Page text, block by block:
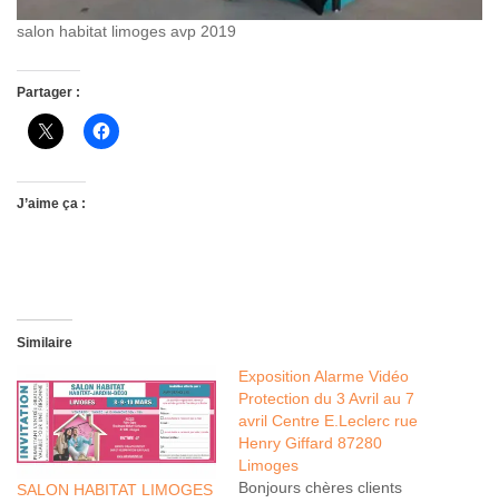
salon habitat limoges avp 2019
Partager :
J’aime ça :
Similaire
SALON HABITAT LIMOGES
Exposition Alarme Vidéo
Protection du 3 Avril au 7
avril Centre E.Leclerc rue
Henry Giffard 87280
Limoges
Bonjours chères clients